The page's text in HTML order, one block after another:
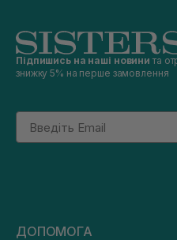
Підпишись на наші новини та
знижку 5% на перше замовлення
Email
ДОПОМОГА